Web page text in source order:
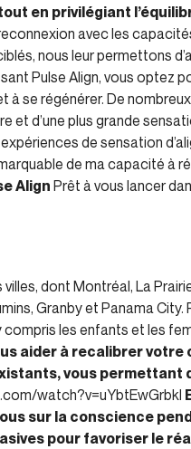
en privilégiant
avec les
nous leur permettons
Pulse Align, vous optez
à se régénérer. De
d’une plus grande
de sensation
de ma capacité à
Align Prêt à vous lancer
dont Montréal, La
Granby et Panama
les enfants et les
aider à recalibrer
vous permettant
watch?v=uYbtEwGrbkI
sur la conscience
pour favoriser le